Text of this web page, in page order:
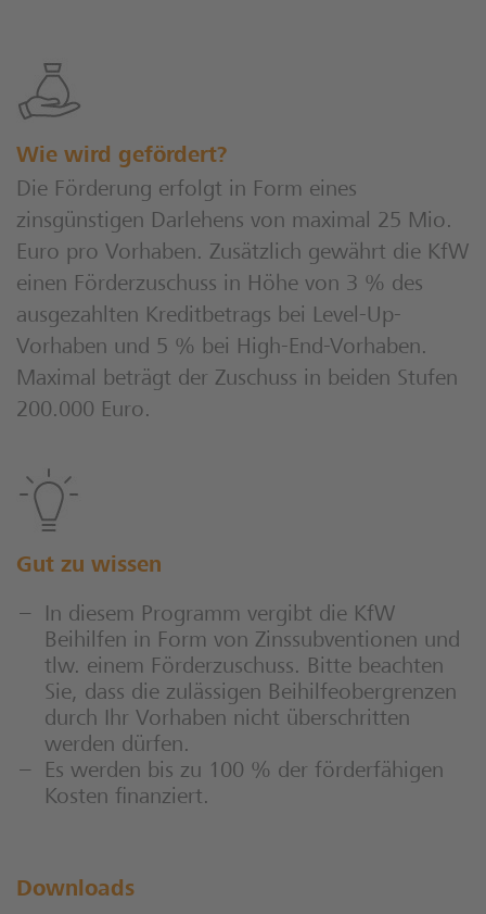
Wie wird gefördert?
Die Förderung erfolgt in Form eines
zinsgünstigen Darlehens von maximal 25 Mio.
Euro pro Vorhaben. Zusätzlich gewährt die KfW
einen Förderzuschuss in Höhe von 3 % des
ausgezahlten Kreditbetrags bei Level-Up-
Vorhaben und 5 % bei High-End-Vorhaben.
Maximal beträgt der Zuschuss in beiden Stufen
200.000 Euro.
Gut zu wissen
In diesem Programm vergibt die KfW
Beihilfen in Form von Zinssubventionen und
tlw. einem Förderzuschuss. Bitte beachten
Sie, dass die zulässigen Beihilfeobergrenzen
durch Ihr Vorhaben nicht überschritten
werden dürfen.
Es werden bis zu 100 % der förderfähigen
Kosten finanziert.
Downloads